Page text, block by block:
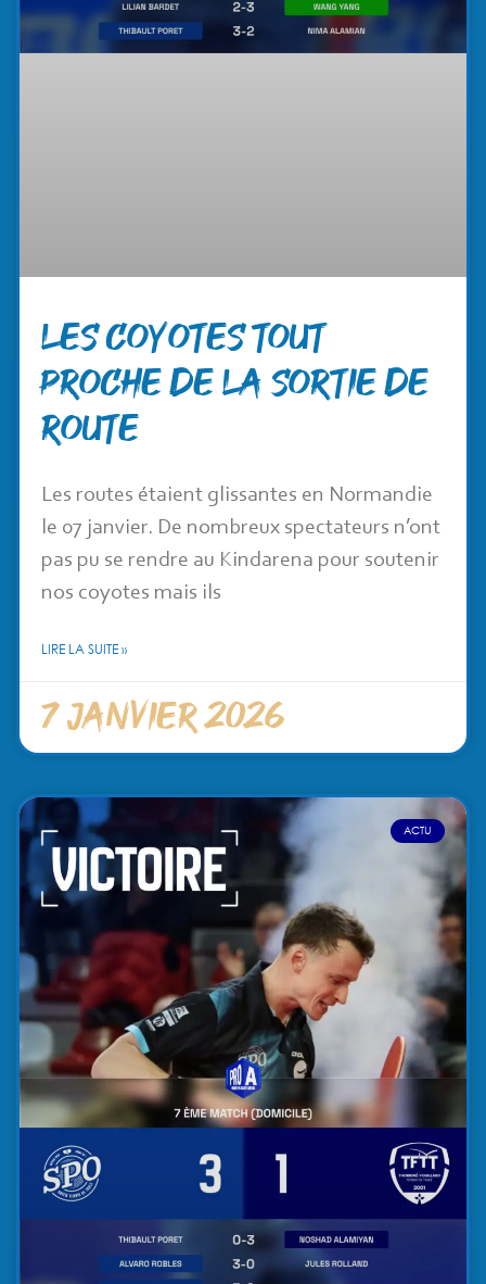
Les coyotes tout
proche de la sortie de
route
Les routes étaient glissantes en Normandie
le 07 janvier. De nombreux spectateurs n’ont
pas pu se rendre au Kindarena pour soutenir
nos coyotes mais ils
LIRE LA SUITE »
7 janvier 2026
ACTU